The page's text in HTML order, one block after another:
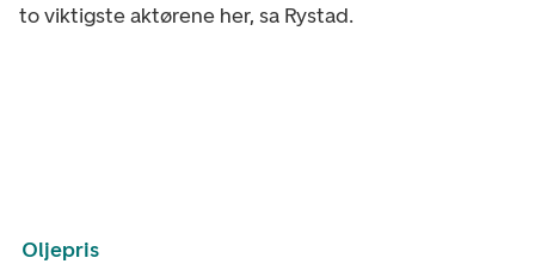
to viktigste aktørene her, sa Rystad.
Oljepris